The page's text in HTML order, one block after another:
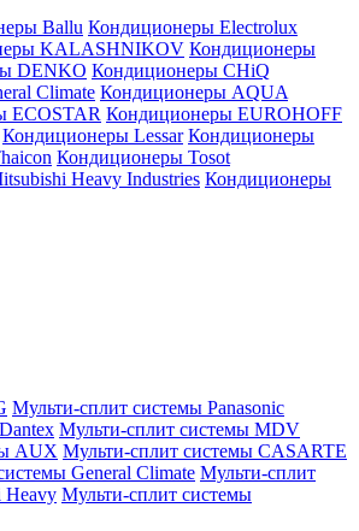
Ballu Кондиционеры Electrolux
KALASHNIKOV Кондиционеры
DENKO Кондиционеры CHiQ
Climate Кондиционеры AQUA
ECOSTAR Кондиционеры EUROHOFF
Кондиционеры Lessar Кондиционеры
Кондиционеры Tosot
Heavy Industries Кондиционеры
Мульти-сплит системы Panasonic
Мульти-сплит системы MDV
AUX Мульти-сплит системы CASARTE
General Climate Мульти-сплит
Heavy Мульти-сплит системы